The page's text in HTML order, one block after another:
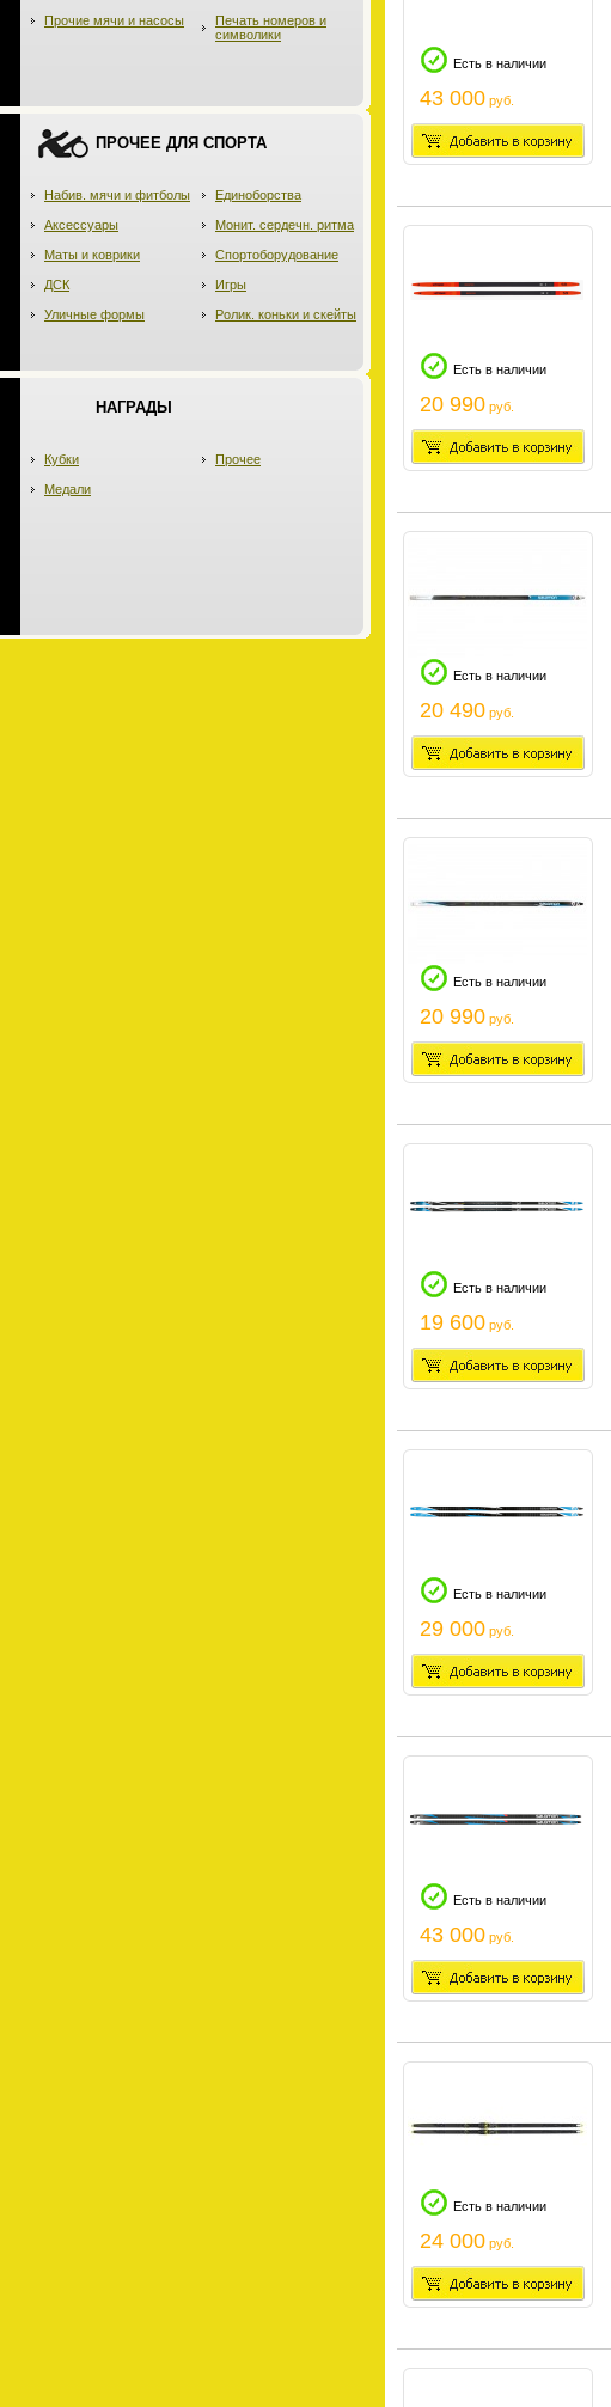
Прочие мячи и насосы
Печать номеров и
символики
ПРОЧЕЕ ДЛЯ СПОРТА
Набив. мячи и фитболы
Аксессуары
Маты и коврики
ДСК
Уличные формы
Единоборства
Монит. сердечн. ритма
Спортоборудование
Игры
Ролик. коньки и скейты
НАГРАДЫ
Кубки
Медали
Прочее
Есть в наличии
43 000 руб.
Есть в наличии
20 990 руб.
Есть в наличии
20 490 руб.
Есть в наличии
20 990 руб.
Есть в наличии
19 600 руб.
Есть в наличии
29 000 руб.
Есть в наличии
43 000 руб.
Есть в наличии
24 000 руб.